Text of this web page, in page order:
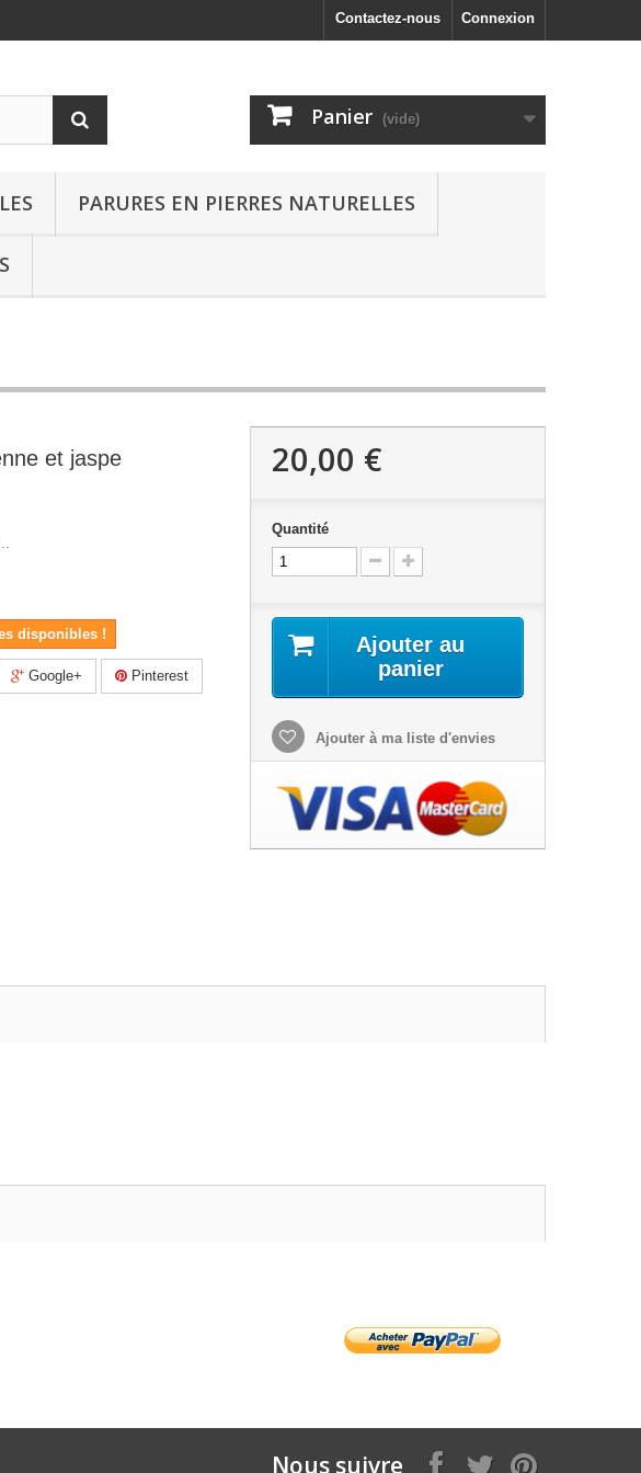
Connexion
Contactez-nous
Panier (vide)
PARURES EN PIERRES NATURELLES
et jaspe
disponibles !
Google+ Pinterest
20,00 €
Quantité
Ajouter au
panier
Ajouter à ma liste d'envies
Nous suivre